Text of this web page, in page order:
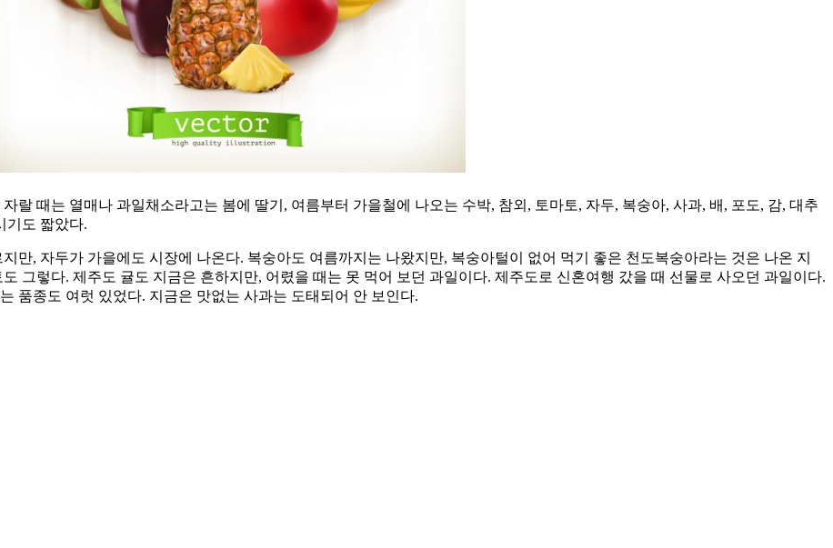
랄 때는 열매나 과일채소라고는 봄에 딸기, 여름부터 가을철에 나오는 수박, 참외, 토마토, 자두, 복숭아, 사과, 배, 포도, 감, 대추
기도 짧았다.
만, 자두가 가을에도 시장에 나온다. 복숭아도 여름까지는 나왔지만, 복숭아털이 없어 먹기 좋은 천도복숭아라는 것은 나온 지
그렇다. 제주도 귤도 지금은 흔하지만, 어렸을 때는 못 먹어 보던 과일이다. 제주도로 신혼여행 갔을 때 선물로 사오던 과일이다.
품종도 여럿 있었다. 지금은 맛없는 사과는 도태되어 안 보인다.